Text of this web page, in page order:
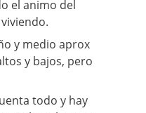
el animo del
y medio aprox
y bajos, pero
todo y hay